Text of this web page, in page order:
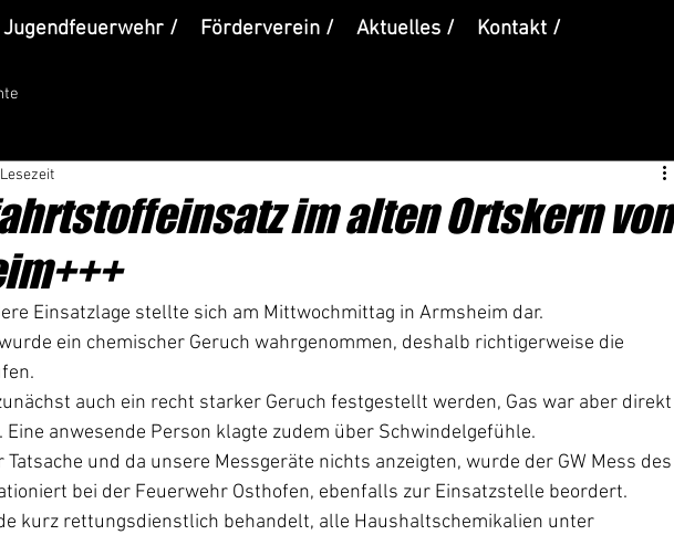
Jugendfeuerwehr / Förderverein / Aktuelles / Kontakt /
im alten Ortskern von
Einsatzlage stellte sich am Mittwochmittag in Armsheim dar.
ein chemischer Geruch wahrgenommen, deshalb richtigerweise die
auch ein recht starker Geruch festgestellt werden, Gas war aber direkt
Eine anwesende Person klagte zudem über Schwindelgefühle.
und da unsere Messgeräte nichts anzeigten, wurde der GW Mess des
bei der Feuerwehr Osthofen, ebenfalls zur Einsatzstelle beordert.
kurz rettungsdienstlich behandelt, alle Haushaltschemikalien unter